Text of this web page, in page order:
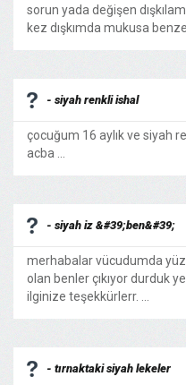
sorun yada değişen
kez dışkımda mukusa
- siyah renkli ishal
çocuğum 16 aylık ve siyah
acba ...
- siyah iz &#39;ben&#39;
merhabalar vücudumda
olan benler çıkıyor durduk
ilginize teşekkürlerr. ...
- tırnaktaki siyah lekeler